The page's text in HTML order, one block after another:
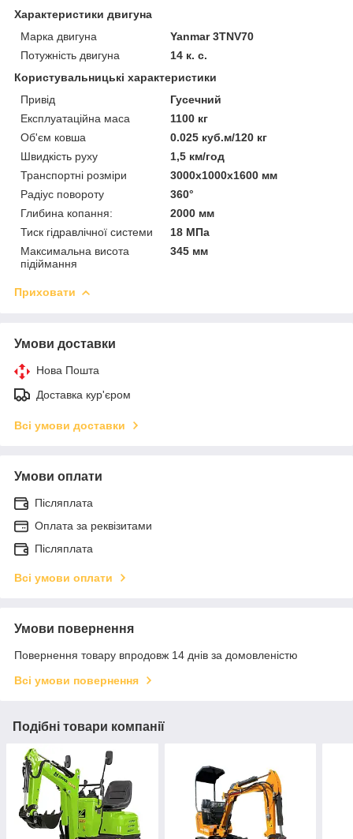
Характеристики двигуна
Марка двигуна
Yanmar 3TNV70
Потужність двигуна
14 к. с.
Користувальницькі характеристики
Привід
Гусечний
Експлуатаційна маса
1100 кг
Об'єм ковша
0.025 куб.м/120 кг
Швидкість руху
1,5 км/год
Транспортні розміри
3000x1000x1600 мм
Радіус повороту
360°
Глибина копання:
2000 мм
Тиск гідравлічної системи
18 МПа
Максимальна висота
підіймання
345 мм
Приховати
Умови доставки
Нова Пошта
Доставка кур'єром
Всі умови доставки
Умови оплати
Післяплата
Оплата за реквізитами
Післяплата
Всі умови оплати
Умови повернення
Повернення товару впродовж 14 днів за домовленістю
Всі умови повернення
Подібні товари компанії